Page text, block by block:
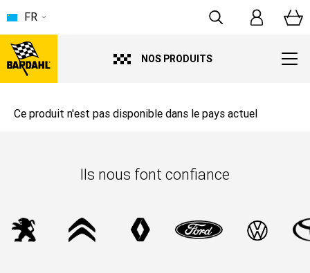
NOS PRODUITS
FR
Ce produit n'est pas disponible dans le pays actuel
Ils nous font confiance